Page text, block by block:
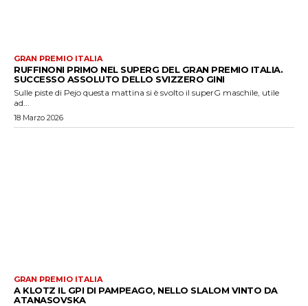
GRAN PREMIO ITALIA
RUFFINONI PRIMO NEL SUPERG DEL GRAN PREMIO ITALIA.
SUCCESSO ASSOLUTO DELLO SVIZZERO GINI
Sulle piste di Pejo questa mattina si è svolto il superG maschile, utile
ad...
18 Marzo 2026
GRAN PREMIO ITALIA
A KLOTZ IL GPI DI PAMPEAGO, NELLO SLALOM VINTO DA
ATANASOVSKA